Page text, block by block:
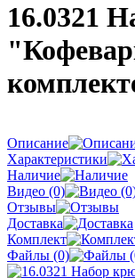
16.0321
Описание
Характеристики
Наличие
Видео (0)
Отзывы
Доставка
Комплект
Файлы (0)